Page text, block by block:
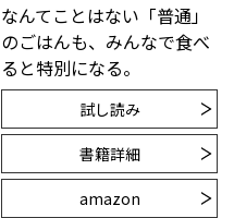
なんてことはない「普通」
のごはんも、みんなで食べ
ると特別になる。
試し読み
書籍詳細
amazon